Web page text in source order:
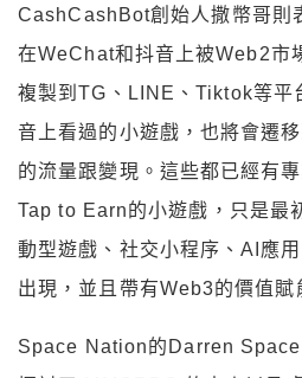
CashCashBot創始人撒幣哥則
在WeChat和抖音上被Web2市
複製到TG、LINE、Tiktok等平
音上看過的小遊戲，也將會遷
的流量跟變現。這些都已經有
Tap to Earn的小遊戲，只是最
動型遊戲、社交小程序、AI應
出現，並且帶有Web3的價值賦
Space Nation的Darren